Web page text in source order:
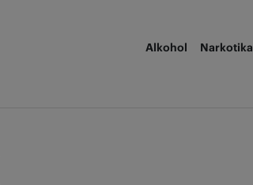
Alkohol Narkotika